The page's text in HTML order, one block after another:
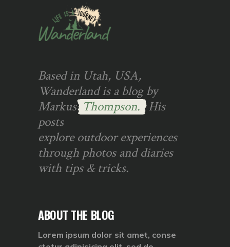
Based in Utah, USA,
Wanderland is a blog by
Markus Thompson. His
posts
explore outdoor experiences
through photos and diaries
with tips & tricks.
ABOUT THE BLOG
Lorem ipsum dolor sit amet, conse